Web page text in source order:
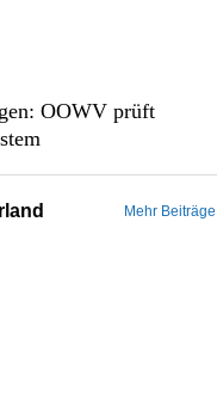
OOWV prüft
Mehr